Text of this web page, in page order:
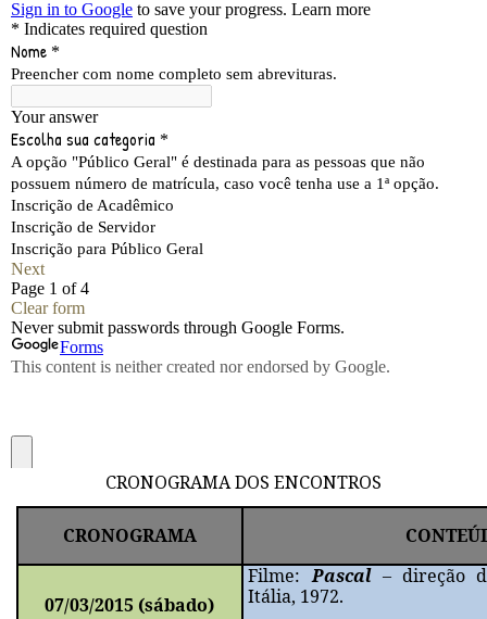
CRONOGRAMA DOS ENCONTROS
CRONOGRAMA
07/03/2015 (sábado)
Filme:Pascal– direção
Itália, 1972.